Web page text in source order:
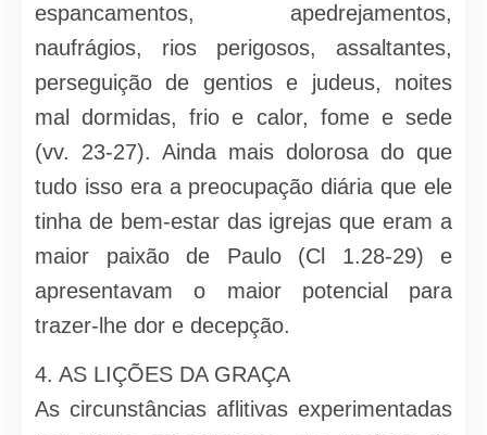
espancamentos, apedrejamentos,
naufrágios, rios perigosos, assaltantes,
perseguição de gentios e judeus, noites
mal dormidas, frio e calor, fome e sede
(vv. 23-27). Ainda mais dolorosa do que
tudo isso era a preocupação diária que ele
tinha de bem-estar das igrejas que eram a
maior paixão de Paulo (Cl 1.28-29) e
apresentavam o maior potencial para
trazer-lhe dor e decepção.
4. AS LIÇÕES DA GRAÇA
As circunstâncias aflitivas experimentadas